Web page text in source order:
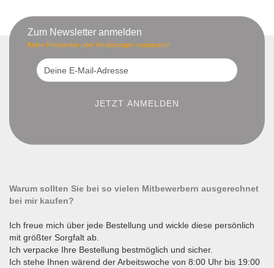
Zum Newsletter anmelden
Keine Preisaktion oder Neulistungen verpassen!
Warum sollten Sie bei so vielen Mitbewerbern ausgerechnet
bei mir kaufen?
Ich freue mich über jede Bestellung und wickle diese persönlich
mit größter Sorgfalt ab.
Ich verpacke Ihre Bestellung bestmöglich und sicher.
Ich stehe Ihnen wärend der Arbeitswoche von 8:00 Uhr bis 19:00